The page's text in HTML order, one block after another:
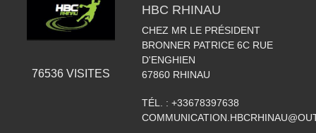
76536VISITES
HBC RHINAU
CHEZ MR LE PRÉSIDENT
BRONNER PATRICE 6C RUE
D'ENGHIEN
67860 RHINAU
TÉL. : +33678397638